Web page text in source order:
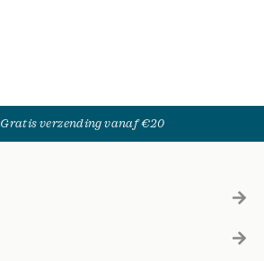
Gratis verzending vanaf €20